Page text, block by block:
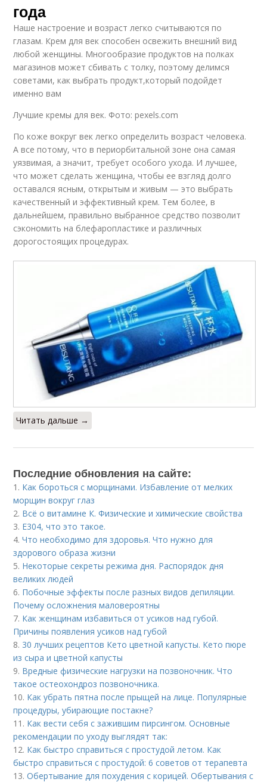
года
Наше настроение и возраст легко считываются по
глазам. Крем для век способен освежить внешний вид
любой женщины. Многообразие продуктов на полках
магазинов может сбивать с толку, поэтому делимся
советами, как выбрать продукт,который подойдет
именно вам
Лучшие кремы для век. Фото: pexels.com
По коже вокруг век легко определить возраст человека.
А все потому, что в периорбитальной зоне она самая
уязвимая, а значит, требует особого ухода. И лучшее,
что может сделать женщина, чтобы ее взгляд долго
оставался ясным, открытым и живым — это выбрать
качественный и эффективный крем. Тем более, в
дальнейшем, правильно выбранное средство позволит
сэкономить на блефаропластике и различных
дорогостоящих процедурах.
Читать дальше →
Последние обновления на сайте:
1. Как бороться с морщинами. Избавление от мелких
морщин вокруг глаз
2. Всё о витамине К. Физические и химические свойства
3. Е304, что это такое.
4.Что необходимо для здоровья. Что нужно для
здорового образа жизни
5. Некоторые секреты режима дня. Распорядок дня
великих людей
6. Побочные эффекты после разных видов депиляции.
Почему осложнения маловероятны
7. Как женщинам избавиться от усиков над губой.
Причины появления усиков над губой
8. 30 лучших рецептов Кето цветной капусты. Кето пюре
из сыра и цветной капусты
9. Вредные физические нагрузки на позвоночник. Что
такое остеохондроз позвоночника.
10. Как убрать пятна после прыщей на лице. Популярные
процедуры, убирающие постакне?
11. Как вести себя с зажившим пирсингом. Основные
рекомендации по уходу выглядят так:
12. Как быстро справиться с простудой летом. Как
быстро справиться с простудой: 6 советов от терапевта
13.Обертывание для похудения с корицей. Обертывания с